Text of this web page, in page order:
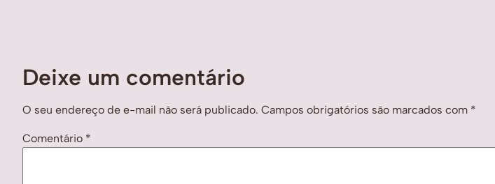
Deixe um comentário
O seu endereço de e-mail não será publicado. Campos obrigatórios são marcados com *
Comentário *